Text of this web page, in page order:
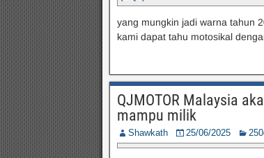
yang mungkin jadi warna tahun
kami dapat tahu motosikal
QJMOTOR Malaysia
mampu milik
Shawkath 25/06/2025